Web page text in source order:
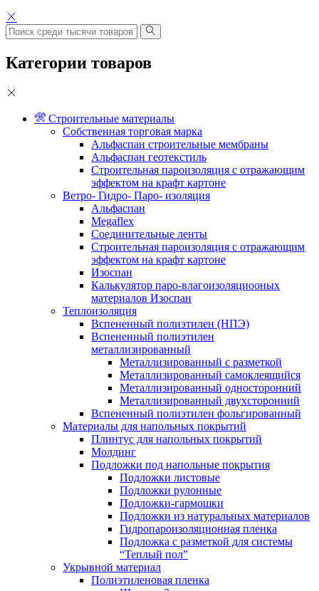
Категории товаров
Строительные материалы
Собственная торговая марка
Альфаспан строительные мембраны
Альфаспан геотекстиль
Строительная пароизоляция с отражающим
эффектом на крафт картоне
Ветро- Гидро- Паро- изоляция
Альфаспан
Megaflex
Соединительные ленты
Строительная пароизоляция с отражающим
эффектом на крафт картоне
Изоспан
Калькулятор паро-влагоизоляциооных
материалов Изоспан
Теплоизоляция
Вспененный полиэтилен (НПЭ)
Вспененный полиэтилен
металлизированный
Металлизированный с разметкой
Металлизированный самоклеящийся
Металлизированный односторонний
Металлизированный двухсторонний
Вспененный полиэтилен фольгированный
Материалы для напольных покрытий
Плинтус для напольных покрытий
Молдинг
Подложки под напольные покрытия
Подложки листовые
Подложки рулонные
Подложки-гармошки
Подложки из натуральных материалов
Гидропароизоляционная пленка
Подложка с разметкой для системы
“Теплый пол”
Укрывной материал
Полиэтиленовая пленка